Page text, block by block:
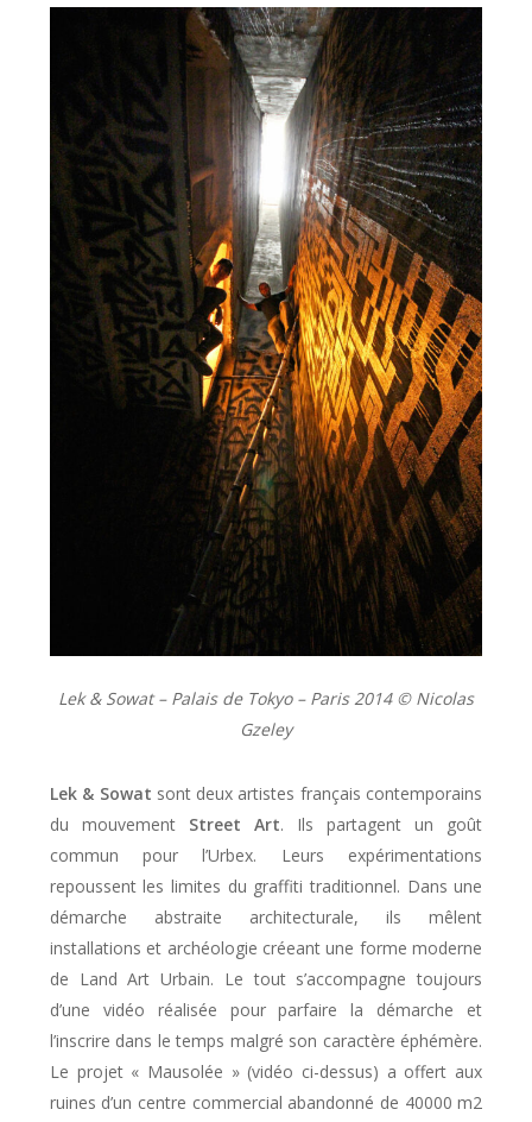
Lek & Sowat – Palais de Tokyo – Paris 2014 ©️ Nicolas
Gzeley
Lek & Sowat sont deux artistes français contemporains
du mouvement Street Art. Ils partagent un goût
commun pour l’Urbex. Leurs expérimentations
repoussent les limites du graffiti traditionnel. Dans une
démarche abstraite architecturale, ils mêlent
installations et archéologie créeant une forme moderne
de Land Art Urbain. Le tout s’accompagne toujours
d’une vidéo réalisée pour parfaire la démarche et
l’inscrire dans le temps malgré son caractère éphémère.
Le projet « Mausolée » (vidéo ci-dessus) a offert aux
ruines d’un centre commercial abandonné de 40000 m2